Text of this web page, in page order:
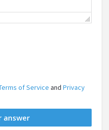
of Service and Privacy